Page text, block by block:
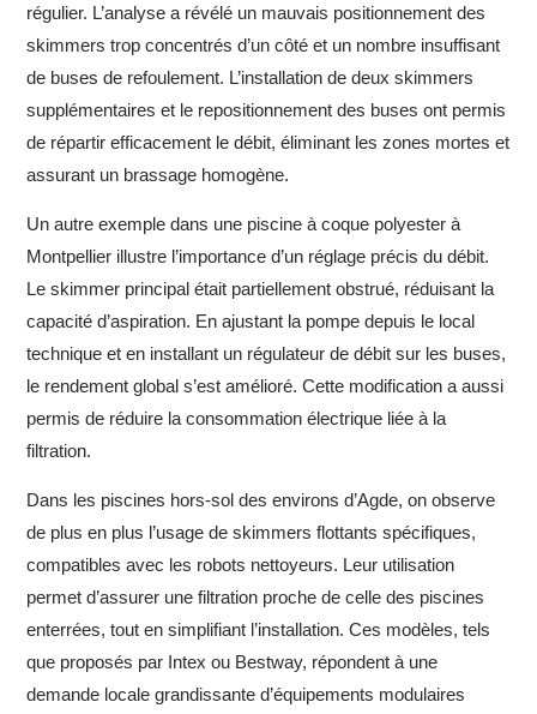
régulier. L’analyse a révélé un mauvais positionnement des
skimmers trop concentrés d’un côté et un nombre insuffisant
de buses de refoulement. L’installation de deux skimmers
supplémentaires et le repositionnement des buses ont permis
de répartir efficacement le débit, éliminant les zones mortes et
assurant un brassage homogène.
Un autre exemple dans une piscine à coque polyester à
Montpellier illustre l’importance d’un réglage précis du débit.
Le skimmer principal était partiellement obstrué, réduisant la
capacité d’aspiration. En ajustant la pompe depuis le local
technique et en installant un régulateur de débit sur les buses,
le rendement global s’est amélioré. Cette modification a aussi
permis de réduire la consommation électrique liée à la
filtration.
Dans les piscines hors-sol des environs d’Agde, on observe
de plus en plus l’usage de skimmers flottants spécifiques,
compatibles avec les robots nettoyeurs. Leur utilisation
permet d’assurer une filtration proche de celle des piscines
enterrées, tout en simplifiant l’installation. Ces modèles, tels
que proposés par Intex ou Bestway, répondent à une
demande locale grandissante d’équipements modulaires